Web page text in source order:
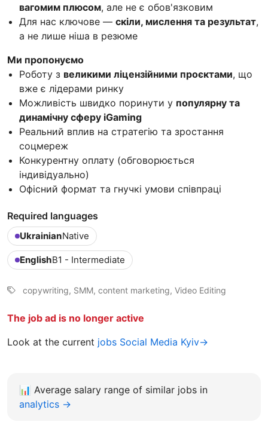
вагомим плюсом, але не є обов'язковим
Для нас ключове — скіли, мислення та результат,
а не лише ніша в резюме
Ми пропонуємо
Роботу з великими ліцензійними проєктами, що
вже є лідерами ринку
Можливість швидко поринути у популярну та
динамічну сферу iGaming
Реальний вплив на стратегію та зростання
соцмереж
Конкурентну оплату (обговорюється
індивідуально)
Офісний формат та гнучкі умови співпраці
Required languages
UkrainianNative
EnglishB1 - Intermediate
copywriting, SMM, content marketing, Video Editing
The job ad is no longer active
Look at the current jobs Social Media Kyiv→
📊 Average salary range of similar jobs in
analytics →